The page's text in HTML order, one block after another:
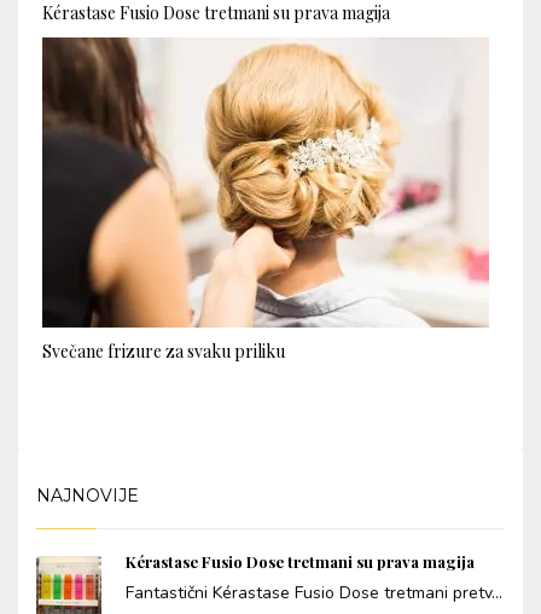
Kérastase Fusio Dose tretmani su prava magija
Svečane frizure za svaku priliku
NAJNOVIJE
Kérastase Fusio Dose tretmani su prava magija
Fantastični Kérastase Fusio Dose tretmani pretv...